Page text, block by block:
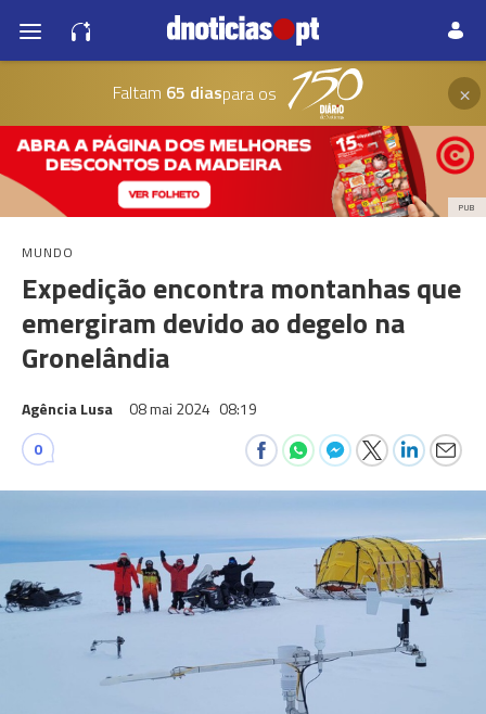
Faltam 65 diaspara os ×
PUB
MUNDO
Expedição encontra montanhas que
emergiram devido ao degelo na
Gronelândia
Agência Lusa 08 mai 2024 08:19
0